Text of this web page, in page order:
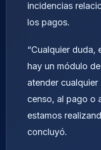
incidencias
los pagos.
“Cualquier duda,
hay un módulo
atender
censo, al pago o
estamos
concluyó.